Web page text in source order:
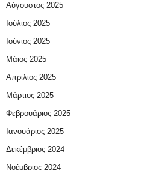
Αύγουστος 2025
Ιούλιος 2025
Ιούνιος 2025
Μάιος 2025
Απρίλιος 2025
Μάρτιος 2025
Φεβρουάριος 2025
Ιανουάριος 2025
Δεκέμβριος 2024
Νοέμβριος 2024